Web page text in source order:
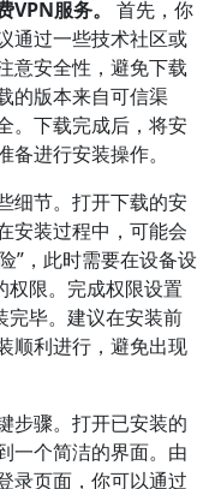
服务。
首先，你
通过一些技术社区或
意安全性，避免下载
的版本来自可信渠
。下载完成后，将安
进行安装操作。
细节。打开下载的安
安装过程中，可能会
”，此时需要在设备设
权限。完成权限设置
完毕。建议在安装前
顺利进行，避免出现
步骤。打开已安装的
一个简洁的界面。由
录页面，你可以通过